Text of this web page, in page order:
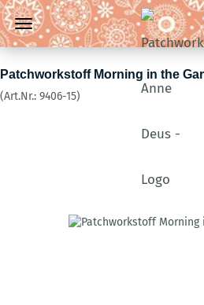
Patchworkstoff Morning in the
(Art.Nr.: 9406-15)